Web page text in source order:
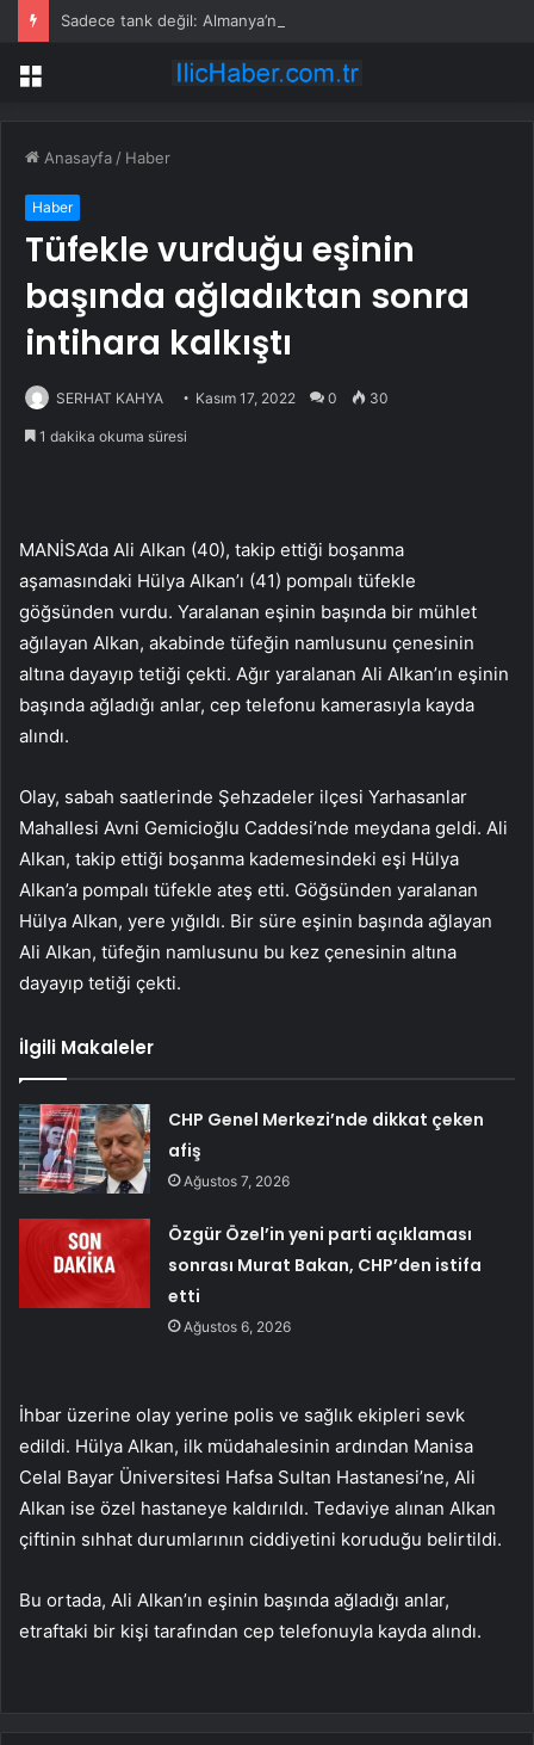
Menü
Anasayfa / Haber
Haber
Tüfekle vurduğu eşinin
başında ağladıktan sonra
intihara kalkıştı
SERHAT KAHYA Kasım 17, 2022 0 30
1 dakika okuma süresi
MANİSA’da Ali Alkan (40), takip ettiği boşanma
aşamasındaki Hülya Alkan’ı (41) pompalı tüfekle
göğsünden vurdu. Yaralanan eşinin başında bir mühlet
ağılayan Alkan, akabinde tüfeğin namlusunu çenesinin
altına dayayıp tetiği çekti. Ağır yaralanan Ali Alkan’ın eşinin
başında ağladığı anlar, cep telefonu kamerasıyla kayda
alındı.
Olay, sabah saatlerinde Şehzadeler ilçesi Yarhasanlar
Mahallesi Avni Gemicioğlu Caddesi’nde meydana geldi. Ali
Alkan, takip ettiği boşanma kademesindeki eşi Hülya
Alkan’a pompalı tüfekle ateş etti. Göğsünden yaralanan
Hülya Alkan, yere yığıldı. Bir süre eşinin başında ağlayan
Ali Alkan, tüfeğin namlusunu bu kez çenesinin altına
dayayıp tetiği çekti.
İlgili Makaleler
CHP Genel Merkezi’nde dikkat çeken
afiş
Ağustos 7, 2026
Özgür Özel’in yeni parti açıklaması
sonrası Murat Bakan, CHP’den istifa
etti
Ağustos 6, 2026
İhbar üzerine olay yerine polis ve sağlık ekipleri sevk
edildi. Hülya Alkan, ilk müdahalesinin ardından Manisa
Celal Bayar Üniversitesi Hafsa Sultan Hastanesi’ne, Ali
Alkan ise özel hastaneye kaldırıldı. Tedaviye alınan Alkan
çiftinin sıhhat durumlarının ciddiyetini koruduğu belirtildi.
Bu ortada, Ali Alkan’ın eşinin başında ağladığı anlar,
etraftaki bir kişi tarafından cep telefonuyla kayda alındı.